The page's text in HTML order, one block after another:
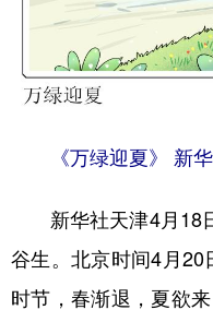
地方频道
北京 天津
辽宁
浙江 安徽
四川 贵州
《万绿迎夏》 新华
新华社天津4月18日
谷生。北京时间4月20
时节，春渐退，夏欲